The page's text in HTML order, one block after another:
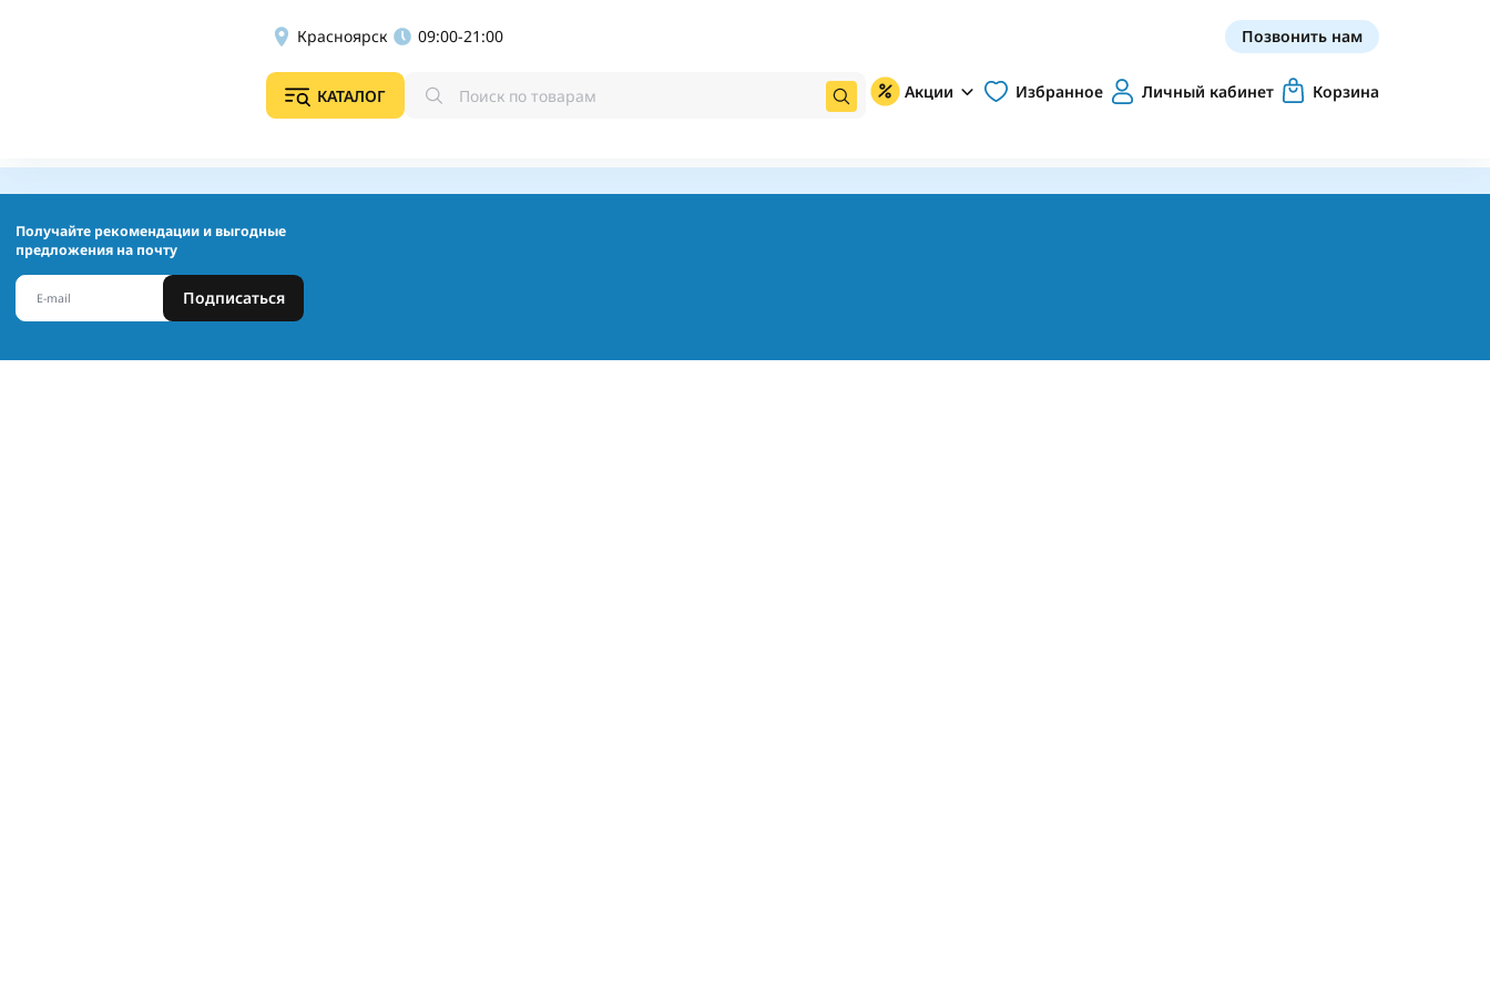
Красноярск 09:00-21:00 Позвонить нам
КАТАЛОГ Акции Избранное Личный кабинет Корзина
Получайте рекомендации и выгодные
предложения на почту
Подписаться